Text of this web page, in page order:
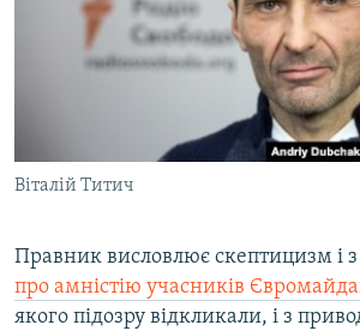
Віталій Титич
Правник висловлює скептицизм і
про амністію учасників
якого підозру відкликали, і з